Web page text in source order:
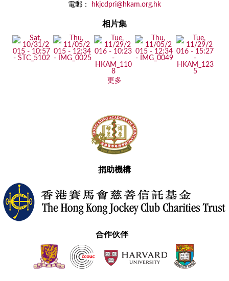
電郵：
hkjcdpri@hkam.org.hk
相片集
更多
捐助機構
合作伙伴